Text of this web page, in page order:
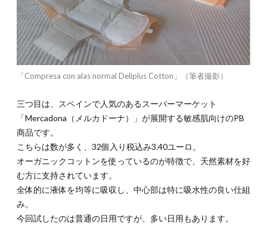
「Compresa con alas normal Deliplus Cotton」（筆者撮影）
三つ目は、スペインで人気のあるスーパーマーケット
「Mercadona（メルカドーナ）」が展開する敏感肌向けのPB
商品です。
こちらは数が多く、32個入り税込み3.40ユーロ。
オーガニックコットンを使っているのが特徴で、天然素材を好
む方に支持されています。
全体的に液体を均等に吸収し、中心部は特に吸水性の良い仕組
み。
今回試したのは普通の日用ですが、多い日用もあります。